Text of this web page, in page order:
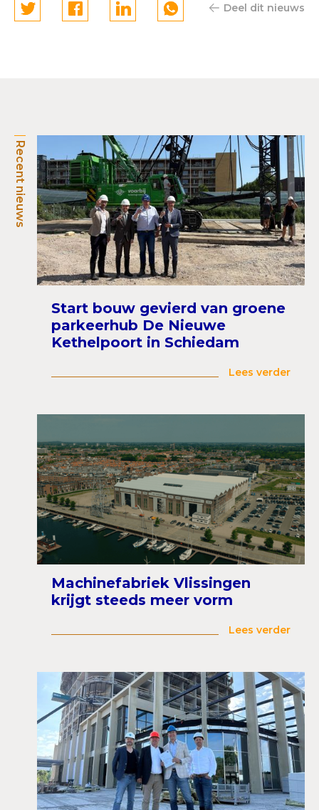
Deel dit nieuws
Recent nieuws
Start bouw gevierd van groene
parkeerhub De Nieuwe
Kethelpoort in Schiedam
Lees verder
Machinefabriek Vlissingen
krijgt steeds meer vorm
Lees verder